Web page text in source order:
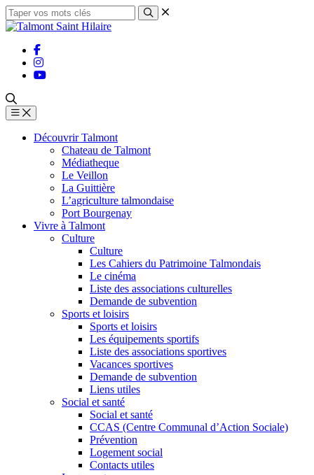
Découvrir Talmont
Chateau de Talmont
Médiatheque
Le Veillon
La Guittière
L’agriculture talmondaise
Port Bourgenay
Vivre à Talmont
Culture
Culture
Les Cahiers du Patrimoine Talmondais
Le cinéma
Liste des associations culturelles
Demande de subvention
Sports et loisirs
Sports et loisirs
Les équipements sportifs
Liste des associations sportives
Vacances sportives
Demande de subvention
Liens utiles
Social et santé
Social et santé
CCAS (Centre Communal d’Action Sociale)
Prévention
Logement social
Contacts utiles